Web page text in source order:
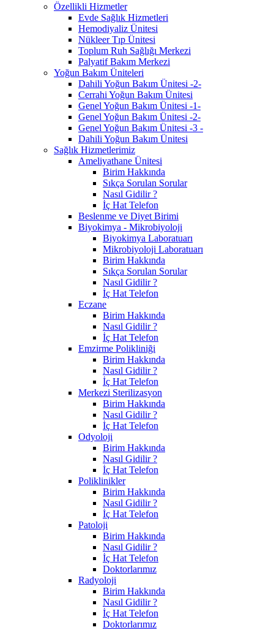
Özellikli Hizmetler
Evde Sağlık Hizmetleri
Hemodiyaliz Ünitesi
Nükleer Tıp Ünitesi
Toplum Ruh Sağlığı Merkezi
Palyatif Bakım Merkezi
Yoğun Bakım Üniteleri
Dahili Yoğun Bakım Ünitesi -2-
Cerrahi Yoğun Bakım Ünitesi
Genel Yoğun Bakım Ünitesi -1-
Genel Yoğun Bakım Ünitesi -2-
Genel Yoğun Bakım Ünitesi -3 -
Dahili Yoğun Bakım Ünitesi
Sağlık Hizmetlerimiz
Ameliyathane Ünitesi
Birim Hakkında
Sıkça Sorulan Sorular
Nasıl Gidilir ?
İç Hat Telefon
Beslenme ve Diyet Birimi
Biyokimya - Mikrobiyoloji
Biyokimya Laboratuarı
Mikrobiyoloji Laboratuarı
Birim Hakkında
Sıkça Sorulan Sorular
Nasıl Gidilir ?
İç Hat Telefon
Eczane
Birim Hakkında
Nasıl Gidilir ?
İç Hat Telefon
Emzirme Polikliniği
Birim Hakkında
Nasıl Gidilir ?
İç Hat Telefon
Merkezi Sterilizasyon
Birim Hakkında
Nasıl Gidilir ?
İç Hat Telefon
Odyoloji
Birim Hakkında
Nasıl Gidilir ?
İç Hat Telefon
Poliklinikler
Birim Hakkında
Nasıl Gidilir ?
İç Hat Telefon
Patoloji
Birim Hakkında
Nasıl Gidilir ?
İç Hat Telefon
Doktorlarımız
Radyoloji
Birim Hakkında
Nasıl Gidilir ?
İç Hat Telefon
Doktorlarımız